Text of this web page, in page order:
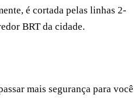
é cortada pelas linhas 2-
BRT da cidade.
mais segurança para